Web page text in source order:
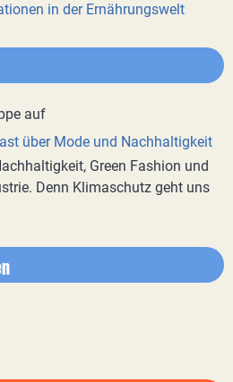
in der Ernährungswelt
über Mode und Nachhaltigkeit
Green Fashion und
Denn Klimaschutz geht uns